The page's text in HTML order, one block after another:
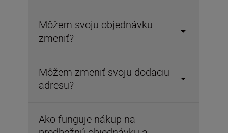
Môžem svoju objednávku
zmeniť?
Môžem zmeniť svoju dodaciu
adresu?
Ako funguje nákup na